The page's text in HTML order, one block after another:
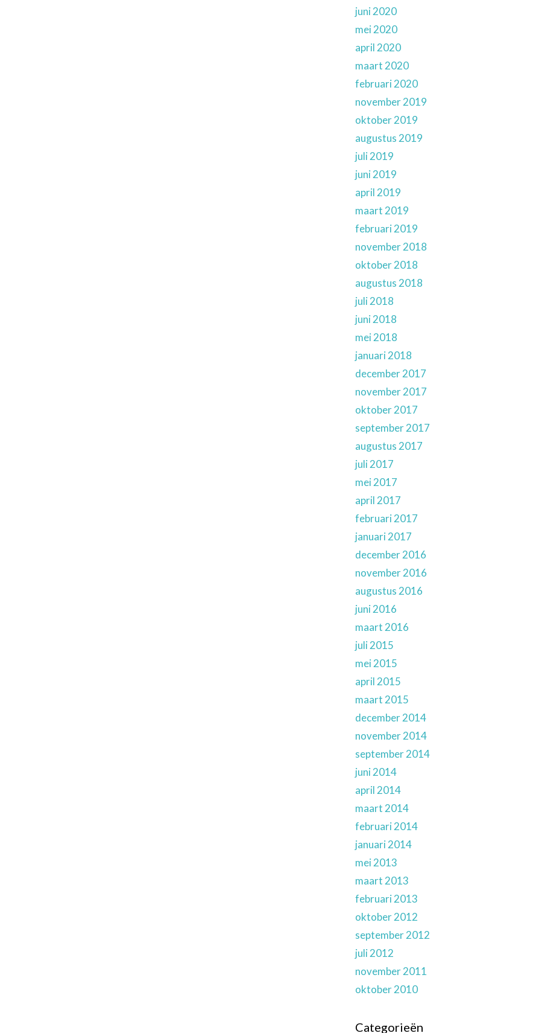
juni 2020
mei 2020
april 2020
maart 2020
februari 2020
november 2019
oktober 2019
augustus 2019
juli 2019
juni 2019
april 2019
maart 2019
februari 2019
november 2018
oktober 2018
augustus 2018
juli 2018
juni 2018
mei 2018
januari 2018
december 2017
november 2017
oktober 2017
september 2017
augustus 2017
juli 2017
mei 2017
april 2017
februari 2017
januari 2017
december 2016
november 2016
augustus 2016
juni 2016
maart 2016
juli 2015
mei 2015
april 2015
maart 2015
december 2014
november 2014
september 2014
juni 2014
april 2014
maart 2014
februari 2014
januari 2014
mei 2013
maart 2013
februari 2013
oktober 2012
september 2012
juli 2012
november 2011
oktober 2010
Categorieën